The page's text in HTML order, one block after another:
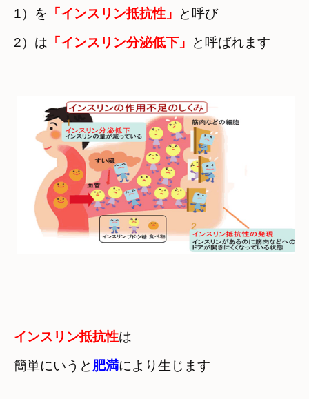
1）を 「インスリン抵抗性」
と呼び
2）は 「インスリン分泌低下」 と呼ばれます
インスリン抵抗性は
簡単にいうと 肥満により生じます